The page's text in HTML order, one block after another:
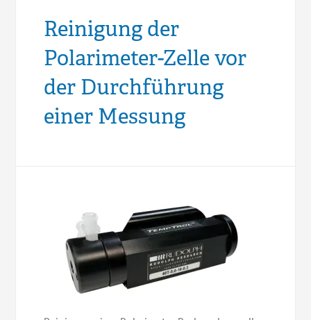
Reinigung der
Polarimeter-Zelle vor
der Durchführung
einer Messung